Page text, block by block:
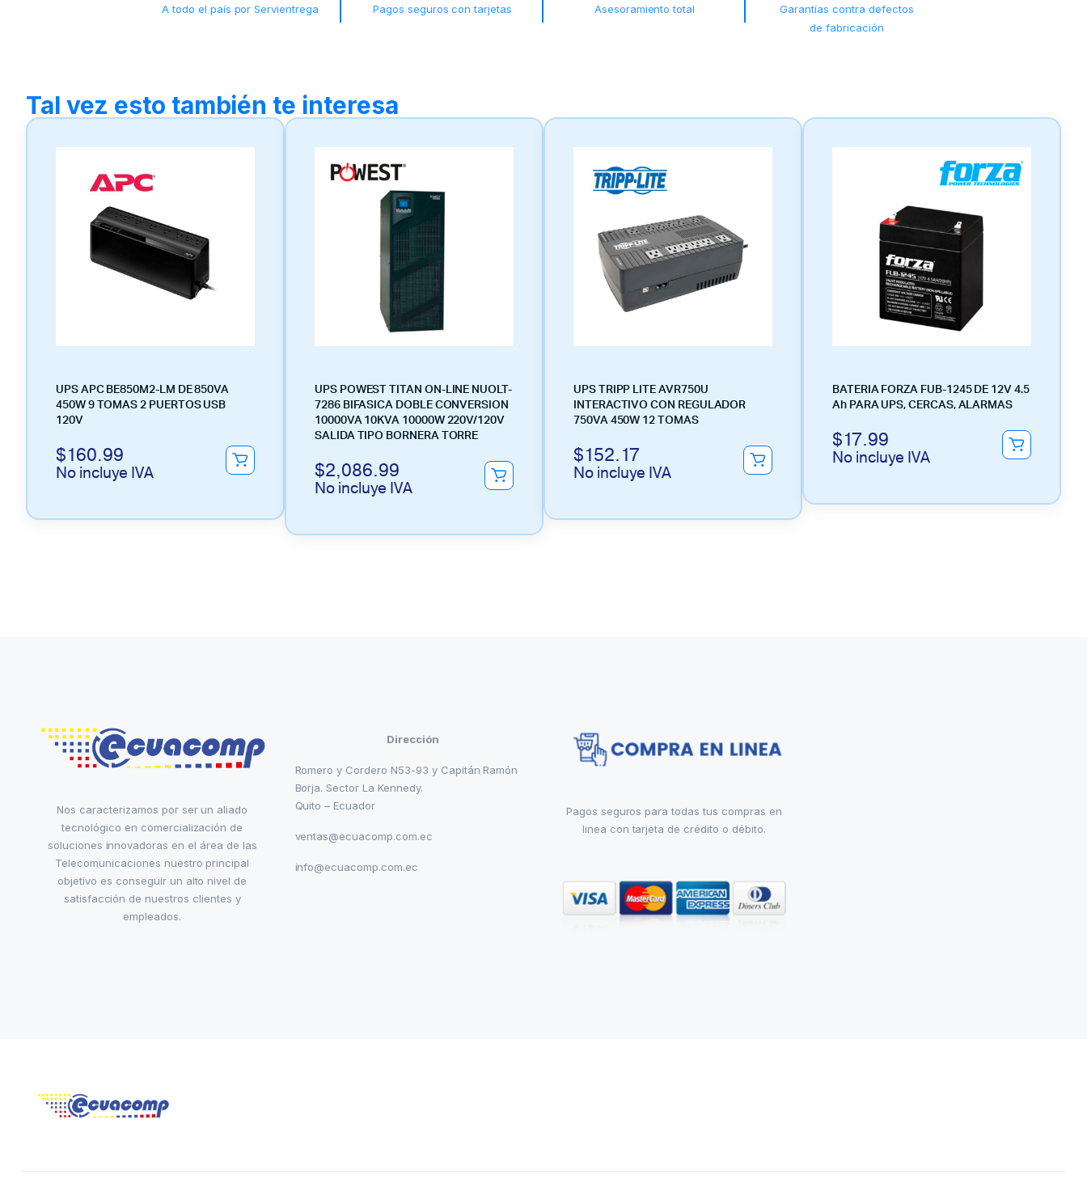
A todo el país por Servientrega Pagos seguros con tarjetas Asesoramiento total
Garantías contra defectos
de fabricación
Tal vez esto también te interesa
UPS APC BE850M2-LM DE 850VA
450W 9 TOMAS 2 PUERTOS USB
120V
$160.99
No incluye IVA
UPS POWEST TITAN ON-LINE NUOLT-
7286 BIFASICA DOBLE CONVERSION
10000VA 10KVA 10000W 220V/120V
SALIDA TIPO BORNERA TORRE
$2,086.99
No incluye IVA
UPS TRIPP LITE AVR750U
INTERACTIVO CON REGULADOR
750VA 450W 12 TOMAS
$152.17
No incluye IVA
BATERIA FORZA FUB-1245 DE 12V 4.5
Ah PARA UPS, CERCAS, ALARMAS
$17.99
No incluye IVA
Nos caracterizamos por ser un aliado
tecnológico en comercialización de
soluciones innovadoras en el área de las
Telecomunicaciones nuestro principal
objetivo es conseguir un alto nivel de
satisfacción de nuestros clientes y
empleados.
Dirección
Romero y Cordero N53-93 y Capitán Ramón
Borja. Sector La Kennedy.
Quito – Ecuador
ventas@ecuacomp.com.ec
info@ecuacomp.com.ec
Pagos seguros para todas tus compras en
linea con tarjeta de crédito o débito.